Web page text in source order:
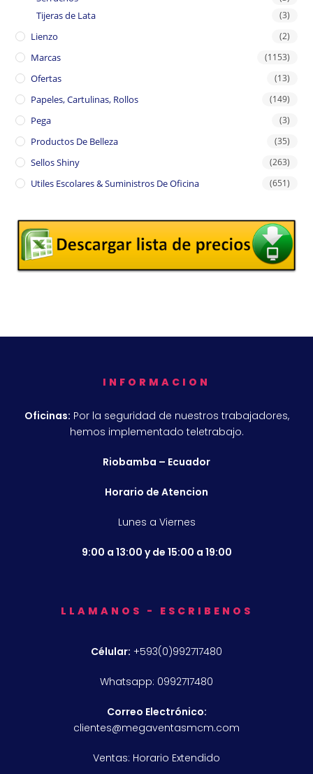
Tijeras de Lata (3)
Lienzo (2)
Marcas (1153)
Ofertas (13)
Papeles, Cartulinas, Rollos (149)
Pega (3)
Productos De Belleza (35)
Sellos Shiny (263)
Utiles Escolares & Suministros De Oficina (651)
INFORMACION
Oficinas: Por la seguridad de nuestros trabajadores,
hemos implementado teletrabajo.
Riobamba – Ecuador
Horario de Atencion
Lunes a Viernes
9:00 a 13:00 y de 15:00 a 19:00
LLAMANOS - ESCRIBENOS
Célular: +593(0)992717480
Whatsapp: 0992717480
Correo Electrónico:
clientes@megaventasmcm.com
Ventas: Horario Extendido